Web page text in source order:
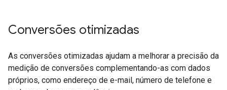
Conversões otimizadas
As conversões otimizadas ajudam a melhorar a precisão da
medição de conversões complementando-as com dados
próprios, como endereço de e-mail, número de telefone e